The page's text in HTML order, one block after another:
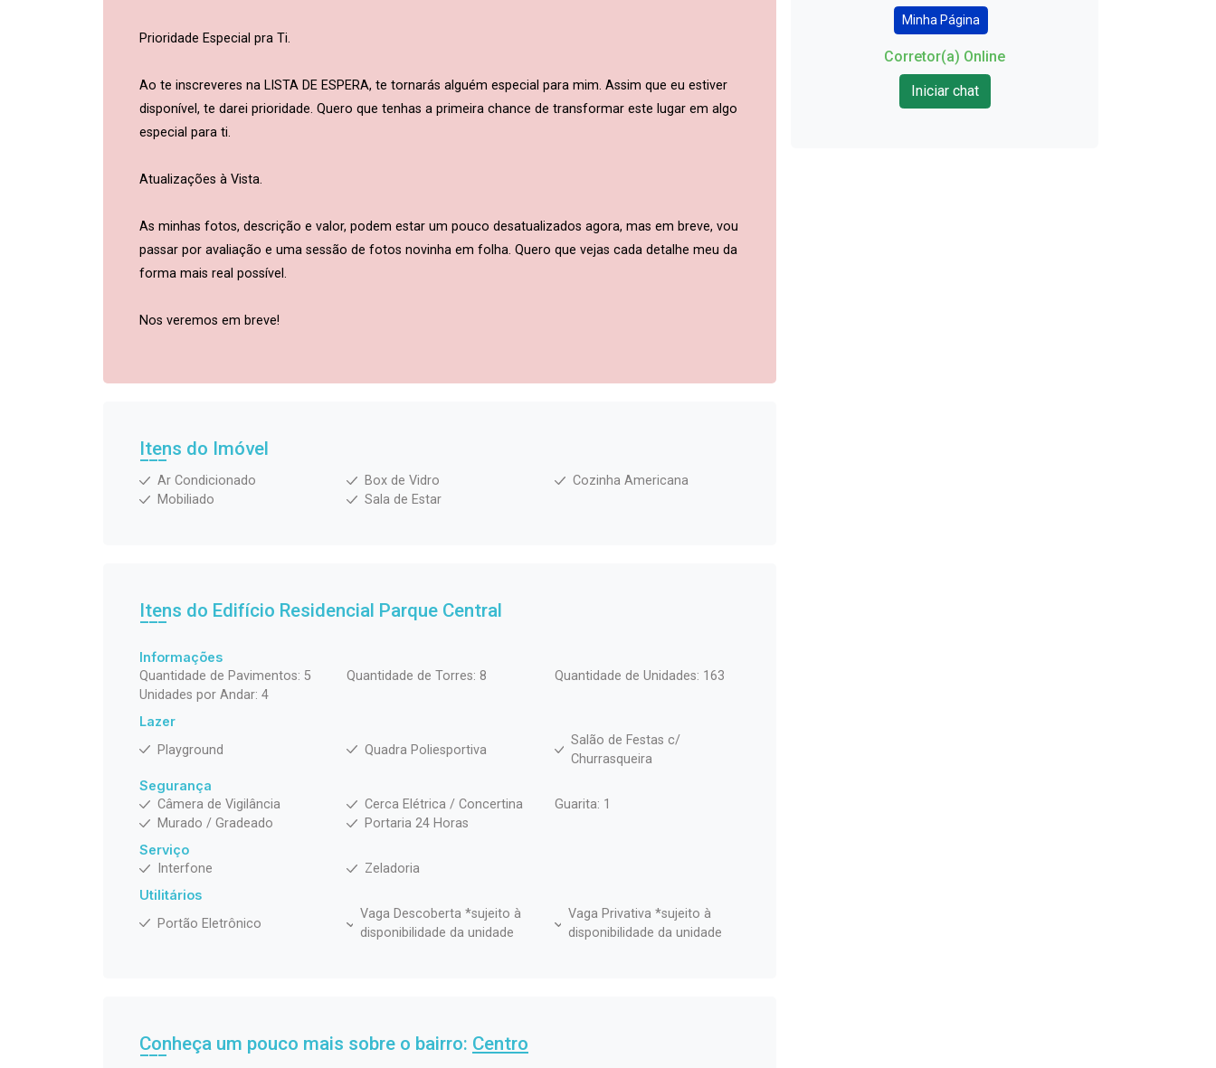
Prioridade Especial pra Ti.
Ao te inscreveres na LISTA DE ESPERA, te tornarás alguém especial para mim. Assim que eu estiver
disponível, te darei prioridade. Quero que tenhas a primeira chance de transformar este lugar em algo
especial para ti.
Atualizações à Vista.
As minhas fotos, descrição e valor, podem estar um pouco desatualizados agora, mas em breve, vou
passar por avaliação e uma sessão de fotos novinha em folha. Quero que vejas cada detalhe meu da
forma mais real possível.
Nos veremos em breve!
Itens do Imóvel
Ar Condicionado Box de Vidro
Cozinha Americana
Mobiliado
Sala de Estar
Itens do Edifício Residencial Parque Central
Informações
Quantidade de Pavimentos: 5
Quantidade de Torres: 8
Quantidade de Unidades: 163
Unidades por Andar: 4
Lazer
Playground
Quadra Poliesportiva
Salão de Festas c/
Churrasqueira
Segurança
Câmera de Vigilância
Cerca Elétrica / Concertina
Guarita: 1
Murado / Gradeado
Portaria 24 Horas
Serviço
Interfone
Zeladoria
Utilitários
Portão Eletrônico
Vaga Descoberta *sujeito à
disponibilidade da unidade
Vaga Privativa *sujeito à
disponibilidade da unidade
Conheça um pouco mais sobre o bairro: Centro
Minha Página
Corretor(a) Online
Iniciar chat